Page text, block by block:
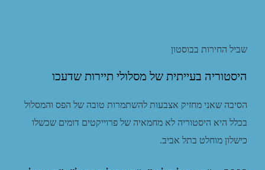
שביל החירות בבוסטון
היסטוריה בעייתית של מסלולי תיירות שדעכו
הסיבה שאני מחזיק אצבעות להשתמרות טובה של הפס והמסלול
בכלל היא היסטוריה לא מחמאיה של פרוייקטים דומים שכשלו
כישלון מוחלט בתל אביב.